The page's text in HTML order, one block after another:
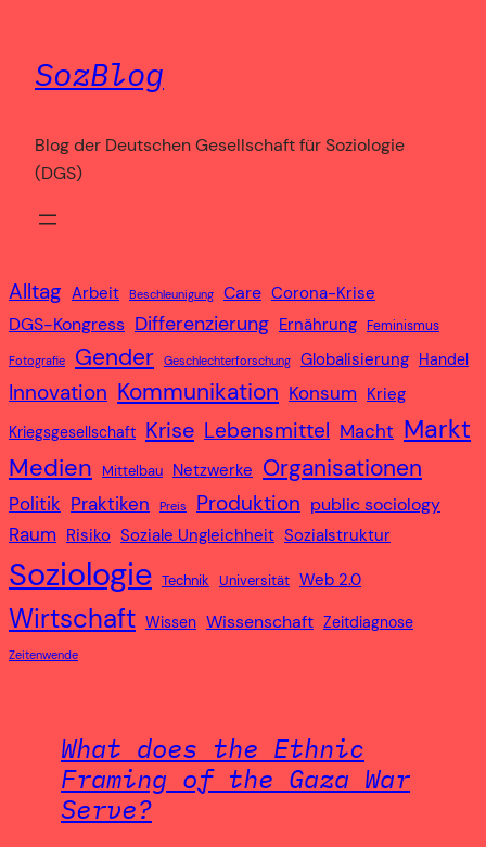
springen
SozBlog
Blog der Deutschen Gesellschaft für Soziologie
(DGS)
Alltag Arbeit Beschleunigung Care Corona-Krise
DGS-Kongress Differenzierung Ernährung Feminismus
Fotografie Gender Geschlechterforschung Globalisierung Handel
Innovation Kommunikation Konsum Krieg
Kriegsgesellschaft Krise Lebensmittel Macht Markt
Medien Mittelbau Netzwerke Organisationen
Politik Praktiken Preis Produktion public sociology
Raum Risiko Soziale Ungleichheit Sozialstruktur
Soziologie Technik Universität Web 2.0
Wirtschaft Wissen Wissenschaft Zeitdiagnose
Zeitenwende
What does the Ethnic
Framing of the Gaza War
Serve?